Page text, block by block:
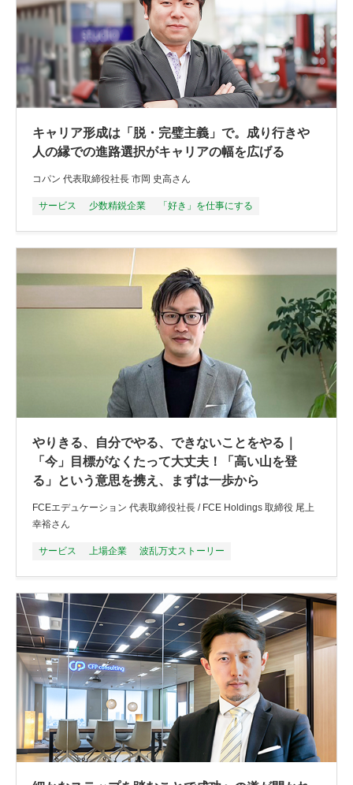
キャリア形成は「脱・完璧主義」で。成り行きや
人の縁での進路選択がキャリアの幅を広げる
コパン 代表取締役社長 市岡 史高さん
サービス 少数精鋭企業 「好き」を仕事にする
やりきる、自分でやる、できないことをやる｜
「今」目標がなくたって大丈夫！「高い山を登
る」という意思を携え、まずは一歩から
FCEエデュケーション 代表取締役社長 / FCE Holdings 取締役 尾上
幸裕さん
サービス 上場企業 波乱万丈ストーリー